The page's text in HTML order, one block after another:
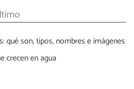
qué son, tipos, nombres e imágenes
crecen en agua